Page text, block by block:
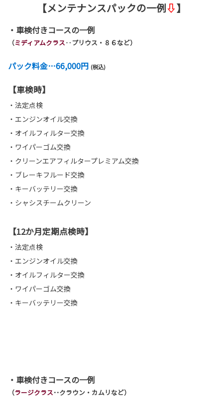
【メンテナンスパックの一例⇩】
・車検付きコースの一例
（ミディアムクラス‥プリウス・８６など）
パック料金…66,000円 (税込)
【車検時】
・法定点検
・エンジンオイル交換
・オイルフィルター交換
・ワイパーゴム交換
・クリーンエアフィルタープレミアム交換
・ブレーキフルード交換
・キーバッテリー交換
・シャシスチームクリーン
【12か月定期点検時】
・法定点検
・エンジンオイル交換
・オイルフィルター交換
・ワイパーゴム交換
・キーバッテリー交換
・車検付きコースの一例
（ラージクラス･･クラウン・カムリなど）